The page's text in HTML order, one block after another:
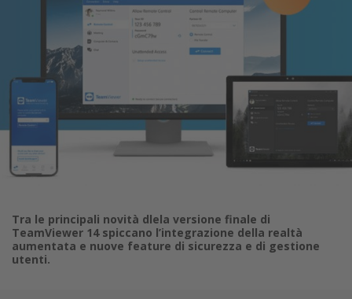
Tra le principali novità dlela versione finale di
TeamViewer 14 spiccano l’integrazione della realtà
aumentata e nuove feature di sicurezza e di gestione
utenti.